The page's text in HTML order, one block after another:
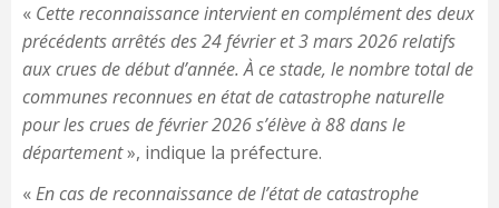
« Cette reconnaissance intervient en complément des deux
précédents arrêtés des 24 février et 3 mars 2026 relatifs
aux crues de début d’année. À ce stade, le nombre total de
communes reconnues en état de catastrophe naturelle
pour les crues de février 2026 s’élève à 88 dans le
département», indique la préfecture.
«En cas de reconnaissance de l’état de catastrophe